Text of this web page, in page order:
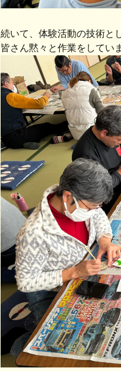
続いて、体験活動の技術と
皆さん黙々と作業をしてい